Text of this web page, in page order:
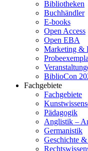
Bibliotheken
Buchhändler
E-books
Open Access
Open EBA
Marketing &
BiblioCon
Fachgebiete
Fachgebiete
Pädagogik
Anglistik –
Germanistik
Geschichte